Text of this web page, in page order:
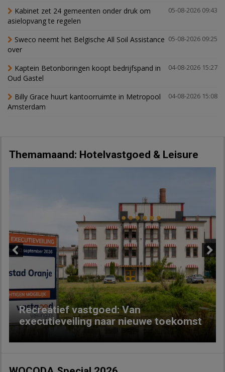
05-08-2026 09:43
Kabinet zet 24 gemeenten onder druk om
asielopvang te regelen
05-08-2026 09:25
Sweco neemt het Belgische All Soil Assistance
over
04-08-2026 15:27
Kaptein Betonboringen koopt bedrijfspand in
Oud Gastel
04-08-2026 15:08
Billy Grace huurt kantoorruimte in Metropool
Amsterdam
Themamaand: Hotelvastgoed & Leisure
Recreatief vastgoed: Van
executieveiling naar nieuwe toekomst
Next